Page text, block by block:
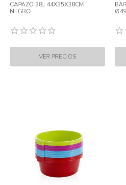
CAPAZO 38L 44X35X38CM
NEGRO